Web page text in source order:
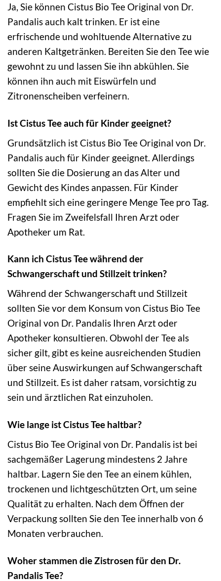
Ja, Sie können Cistus Bio Tee Original von Dr.
Pandalis auch kalt trinken. Er ist eine
erfrischende und wohltuende Alternative zu
anderen Kaltgetränken. Bereiten Sie den Tee wie
gewohnt zu und lassen Sie ihn abkühlen. Sie
können ihn auch mit Eiswürfeln und
Zitronenscheiben verfeinern.
Ist Cistus Tee auch für Kinder geeignet?
Grundsätzlich ist Cistus Bio Tee Original von Dr.
Pandalis auch für Kinder geeignet. Allerdings
sollten Sie die Dosierung an das Alter und
Gewicht des Kindes anpassen. Für Kinder
empfiehlt sich eine geringere Menge Tee pro Tag.
Fragen Sie im Zweifelsfall Ihren Arzt oder
Apotheker um Rat.
Kann ich Cistus Tee während der
Schwangerschaft und Stillzeit trinken?
Während der Schwangerschaft und Stillzeit
sollten Sie vor dem Konsum von Cistus Bio Tee
Original von Dr. Pandalis Ihren Arzt oder
Apotheker konsultieren. Obwohl der Tee als
sicher gilt, gibt es keine ausreichenden Studien
über seine Auswirkungen auf Schwangerschaft
und Stillzeit. Es ist daher ratsam, vorsichtig zu
sein und ärztlichen Rat einzuholen.
Wie lange ist Cistus Tee haltbar?
Cistus Bio Tee Original von Dr. Pandalis ist bei
sachgemäßer Lagerung mindestens 2 Jahre
haltbar. Lagern Sie den Tee an einem kühlen,
trockenen und lichtgeschützten Ort, um seine
Qualität zu erhalten. Nach dem Öffnen der
Verpackung sollten Sie den Tee innerhalb von 6
Monaten verbrauchen.
Woher stammen die Zistrosen für den Dr.
Pandalis Tee?